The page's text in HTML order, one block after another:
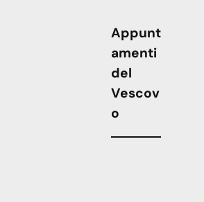
Appunt
amenti
del
Vescov
o